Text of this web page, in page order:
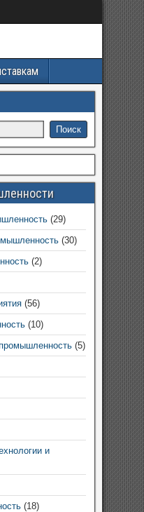
(29)
(30)
(2)
(56)
(10)
(5)
и
(18)